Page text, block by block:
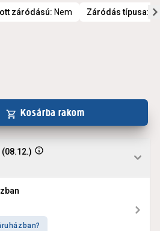
záródású: Nem Záródás típusa:
Kosárba rakom